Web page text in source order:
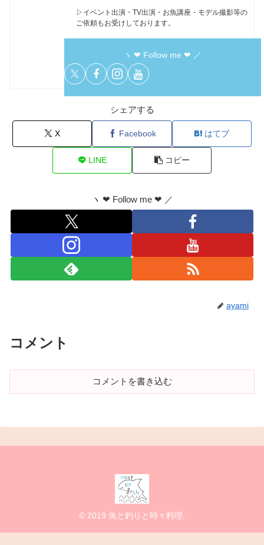
▷イベント出演・TV出演・お魚講座・モデル撮影等の
ご依頼もお受けしております。
ヽ ❤︎ Follow me ❤︎ ／
シェアする
X Facebook はてブ
LINE コピー
ヽ ❤︎ Follow me ❤︎ ／
ayami
コメント
コメントを書き込む
© 2019 魚と釣りと時々料理.